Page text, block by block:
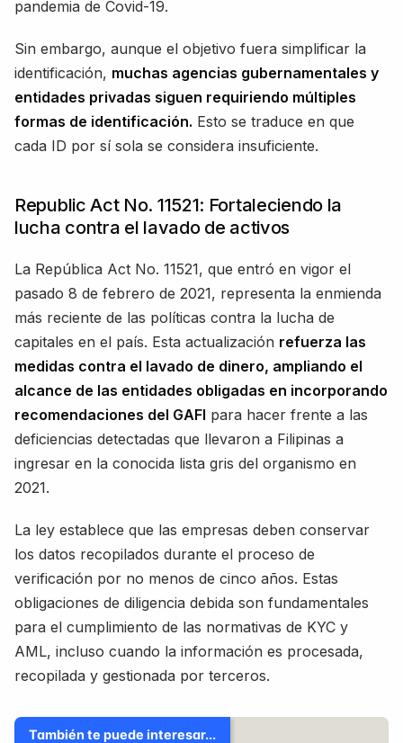
pandemia de Covid-19.
Sin embargo, aunque el objetivo fuera simplificar la
identificación, muchas agencias gubernamentales y
entidades privadas siguen requiriendo múltiples
formas de identificación. Esto se traduce en que
cada ID por sí sola se considera insuficiente.
Republic Act No. 11521: Fortaleciendo la
lucha contra el lavado de activos
La República Act No. 11521, que entró en vigor el
pasado 8 de febrero de 2021, representa la enmienda
más reciente de las políticas contra la lucha de
capitales en el país. Esta actualización refuerza las
medidas contra el lavado de dinero, ampliando el
alcance de las entidades obligadas en incorporando
recomendaciones del GAFI para hacer frente a las
deficiencias detectadas que llevaron a Filipinas a
ingresar en la conocida lista gris del organismo en
2021.
La ley establece que las empresas deben conservar
los datos recopilados durante el proceso de
verificación por no menos de cinco años. Estas
obligaciones de diligencia debida son fundamentales
para el cumplimiento de las normativas de KYC y
AML, incluso cuando la información es procesada,
recopilada y gestionada por terceros.
También te puede interesar...